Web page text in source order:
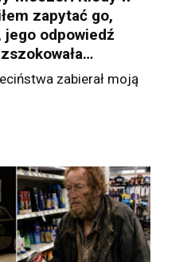
zapytać go,
odpowiedź
zabierał moją